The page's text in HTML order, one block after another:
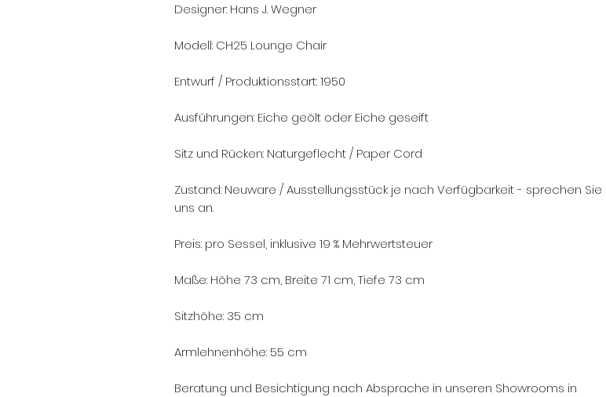
Designer: Hans J. Wegner
Modell: CH25 Lounge Chair
Entwurf / Produktionsstart: 1950
Ausführungen: Eiche geölt oder Eiche geseift
Sitz und Rücken: Naturgeflecht / Paper Cord
Zustand: Neuware / Ausstellungsstück je nach Verfügbarkeit - sprechen Sie
uns an.
Preis: pro Sessel, inklusive 19 % Mehrwertsteuer
Maße: Höhe 73 cm, Breite 71 cm, Tiefe 73 cm
Sitzhöhe: 35 cm
Armlehnenhöhe: 55 cm
Beratung und Besichtigung nach Absprache in unseren Showrooms in